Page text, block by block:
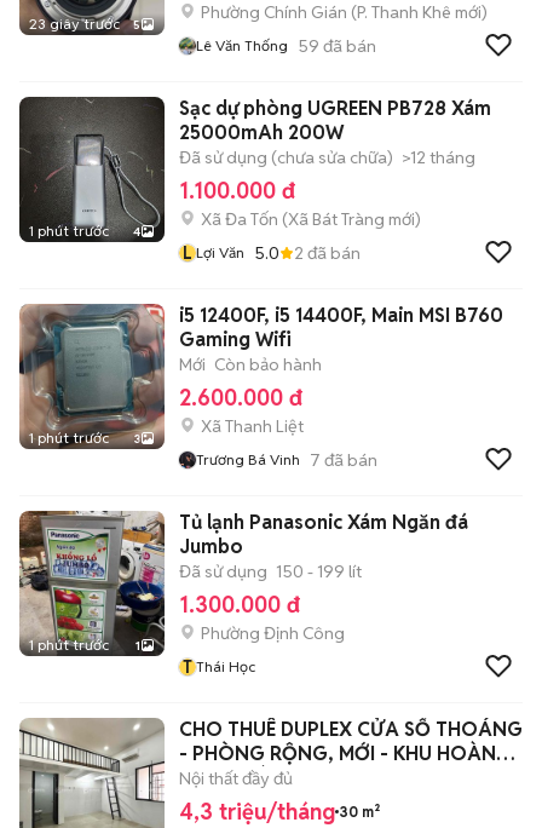
23 giây trước 5
Phường Chính Gián (P. Thanh Khê mới)
Lê Văn Thống 59 đã bán
1 phút trước 4
Sạc dự phòng UGREEN PB728 Xám
25000mAh 200W
Đã sử dụng (chưa sửa chữa) >12 tháng
1.100.000 đ
Xã Đa Tốn (Xã Bát Tràng mới)
L Lợi Văn 5.0 2 đã bán
1 phút trước 3
i5 12400F, i5 14400F, Main MSI B760
Gaming Wifi
Mới Còn bảo hành
2.600.000 đ
Xã Thanh Liệt
Trương Bá Vinh 7 đã bán
1 phút trước 1
Tủ lạnh Panasonic Xám Ngăn đá
Jumbo
Đã sử dụng 150 - 199 lít
1.300.000 đ
Phường Định Công
T Thái Học
CHO THUÊ DUPLEX CỬA SỔ THOÁNG
- PHÒNG RỘNG, MỚI - KHU HOÀNG
HOA THÁM
Nội thất đầy đủ
4,3 triệu/tháng 30 m²